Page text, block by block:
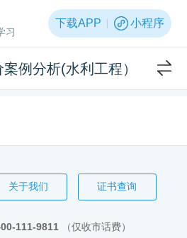
习
下载APP 小程序
例分析(水利工程）
关于我们 证书查询
111-9811 （仅收市话费）